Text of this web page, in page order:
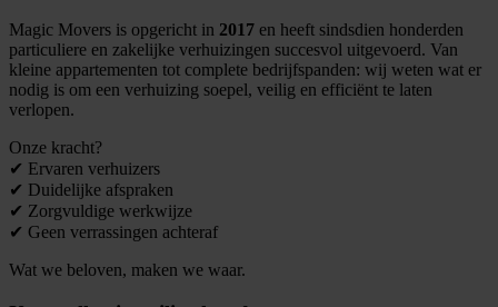
Magic Movers is opgericht in 2017 en heeft sindsdien honderden
particuliere en zakelijke verhuizingen succesvol uitgevoerd. Van
kleine appartementen tot complete bedrijfspanden: wij weten wat er
nodig is om een verhuizing soepel, veilig en efficiënt te laten
verlopen.
Onze kracht?
✔ Ervaren verhuizers
✔ Duidelijke afspraken
✔ Zorgvuldige werkwijze
✔ Geen verrassingen achteraf
Wat we beloven, maken we waar.